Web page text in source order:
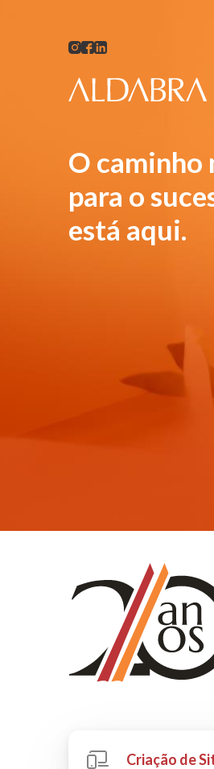
O caminho
para o
está aqui.
Criação de